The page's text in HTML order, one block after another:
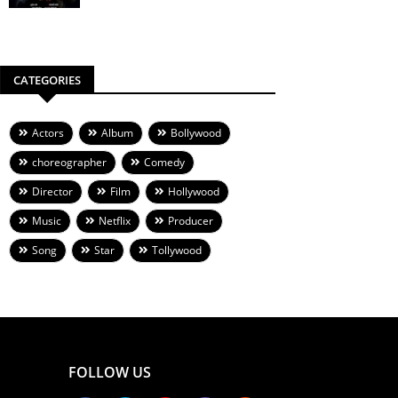
CATEGORIES
Actors Album
Bollywood
choreographer
Comedy
Director
Film
Hollywood
Music
Netflix
Producer
Song
Star Tollywood
FOLLOW US